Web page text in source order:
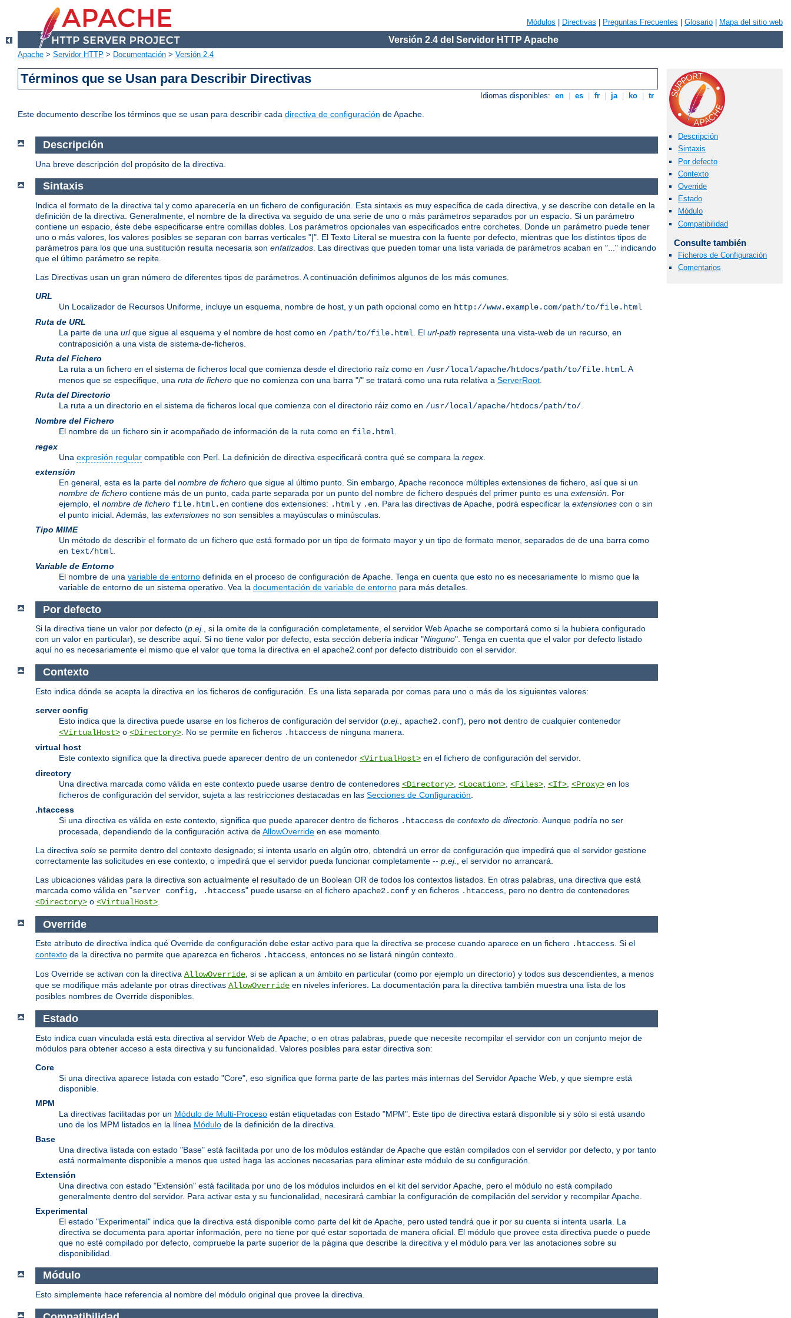
Módulos Directivas Preguntas Frecuentes Glosario Mapa del sitio web
Versión 2.4 del Servidor HTTP Apache
Apache > Servidor HTTP > Documentación > Versión 2.4
Términos que se Usan para Describir Directivas
Idiomas disponibles: en es fr ja ko tr
Este documento describe los términos que se usan para describir cada directiva de configuración de Apache.
Descripción
Sintaxis
Por defecto
Contexto
Override
Estado
Módulo
Compatibilidad
Consulte también
Ficheros de Configuración
Comentarios
Descripción
Una breve descripción del propósito de la directiva.
Sintaxis
Indica el formato de la directiva tal y como aparecería en un fichero de configuración. Esta sintaxis es muy específica de cada directiva, y se describe con detalle en la
definición de la directiva. Generalmente, el nombre de la directiva va seguido de una serie de uno o más parámetros separados por un espacio. Si un parámetro
contiene un espacio, éste debe especificarse entre comillas dobles. Los parámetros opcionales van especificados entre corchetes. Donde un parámetro puede tener
uno o más valores, los valores posibles se separan con barras verticales "|". El Texto Literal se muestra con la fuente por defecto, mientras que los distintos tipos de
parámetros para los que una sustitución resulta necesaria son enfatizados . Las directivas que pueden tomar una lista variada de parámetros acaban en "..." indicando
que el último parámetro se repite.
Las Directivas usan un gran número de diferentes tipos de parámetros. A continuación definimos algunos de los más comunes.
URL
Un Localizador de Recursos Uniforme, incluye un esquema, nombre de host, y un path opcional como en http://www.example.com/path/to/file.html
Ruta de URL
La parte de una urlque sigue al esquema y el nombre de host como en /path/to/file.html . El url-path representa una vista-web de un recurso, en
contraposición a una vista de sistema-de-ficheros.
Ruta del Fichero
La ruta a un fichero en el sistema de ficheros local que comienza desde el directorio raíz como en /usr/local/apache/htdocs/path/to/file.html . A
menos que se especifique, una ruta de fichero que no comienza con una barra "/" se tratará como una ruta relativa a ServerRoot
Ruta del Directorio
La ruta a un directorio en el sistema de ficheros local que comienza con el directorio ráiz como en /usr/local/apache/htdocs/path/to/
Nombre del Fichero
El nombre de un fichero sin ir acompañado de información de la ruta como en file.html
regex
Una expresión regular compatible con Perl. La definición de directiva especificará contra qué se compara la regex
extensión
En general, esta es la parte del nombre de fichero que sigue al último punto. Sin embargo, Apache reconoce múltiples extensiones de fichero, así que si un
nombre de fichero contiene más de un punto, cada parte separada por un punto del nombre de fichero después del primer punto es una extensión . Por
ejemplo, el nombre de fichero file.html.en contiene dos extensiones: .html y .en . Para las directivas de Apache, podrá especificar la extensiones con o sin
el punto inicial. Además, las extensiones no son sensibles a mayúsculas o minúsculas.
Tipo MIME
Un método de describir el formato de un fichero que está formado por un tipo de formato mayor y un tipo de formato menor, separados de de una barra como
en text/html
Variable de Entorno
El nombre de una variable de entorno definida en el proceso de configuración de Apache. Tenga en cuenta que esto no es necesariamente lo mismo que la
variable de entorno de un sistema operativo. Vea la documentación de variable de entorno para más detalles.
Por defecto
Si la directiva tiene un valor por defecto (p.ej., si la omite de la configuración completamente, el servidor Web Apache se comportará como si la hubiera configurado
con un valor en particular), se describe aquí. Si no tiene valor por defecto, esta sección debería indicar "Ninguno". Tenga en cuenta que el valor por defecto listado
aquí no es necesariamente el mismo que el valor que toma la directiva en el apache2.conf por defecto distribuido con el servidor.
Contexto
Esto indica dónde se acepta la directiva en los ficheros de configuración. Es una lista separada por comas para uno o más de los siguientes valores:
server config
Esto indica que la directiva puede usarse en los ficheros de configuración del servidor (p.ej. apache2.conf), pero not dentro de cualquier contenedor
<VirtualHost> o <Directory> . No se permite en ficheros .htaccess de ninguna manera.
virtual host
Este contexto significa que la directiva puede aparecer dentro de un contenedor <VirtualHost> en el fichero de configuración del servidor.
directory
Una directiva marcada como válida en este contexto puede usarse dentro de contenedores <Directory> <Location> <Files> <If> <Proxy> en los
ficheros de configuración del servidor, sujeta a las restricciones destacadas en las Secciones de Configuración
.htaccess
Si una directiva es válida en este contexto, significa que puede aparecer dentro de ficheros .htaccess de contexto de directorio . Aunque podría no ser
procesada, dependiendo de la configuración activa deAllowOverride en ese momento.
La directiva solo se permite dentro del contexto designado; si intenta usarlo en algún otro, obtendrá un error de configuración que impedirá que el servidor gestione
correctamente las solicitudes en ese contexto, o impedirá que el servidor pueda funcionar completamente -- p.ej.
, el servidor no arrancará.
Las ubicaciones válidas para la directiva son actualmente el resultado de un Boolean OR de todos los contextos listados. En otras palabras, una directiva que está
marcada como válida en "server config, .htaccess" puede usarse en el fichero apache2.conf y en ficheros .htaccess , pero no dentro de contenedores
<Directory> o <VirtualHost>
Override
Este atributo de directiva indica qué Override de configuración debe estar activo para que la directiva se procese cuando aparece en un fichero .htaccess. Si el
contexto de la directiva no permite que aparezca en ficheros .htaccess, entonces no se listará ningún contexto.
Los Override se activan con la directiva AllowOverride, si se aplican a un ámbito en particular (como por ejemplo un directorio) y todos sus descendientes, a menos
que se modifique más adelante por otras directivas AllowOverride en niveles inferiores. La documentación para la directiva también muestra una lista de los
posibles nombres de Override disponibles.
Estado
Esto indica cuan vinculada está esta directiva al servidor Web de Apache; o en otras palabras, puede que necesite recompilar el servidor con un conjunto mejor de
módulos para obtener acceso a esta directiva y su funcionalidad. Valores posibles para estar directiva son:
Core
Si una directiva aparece listada con estado "Core", eso significa que forma parte de las partes más internas del Servidor Apache Web, y que siempre está
disponible.
MPM
La directivas facilitadas por un Módulo de Multi-Proceso están etiquetadas con Estado "MPM". Este tipo de directiva estará disponible si y sólo si está usando
uno de los MPM listados en la línea Módulo de la definición de la directiva.
Base
Una directiva listada con estado "Base" está facilitada por uno de los módulos estándar de Apache que están compilados con el servidor por defecto, y por tanto
está normalmente disponible a menos que usted haga las acciones necesarias para eliminar este módulo de su configuración.
Extensión
Una directiva con estado "Extensión" está facilitada por uno de los módulos incluidos en el kit del servidor Apache, pero el módulo no está compilado
generalmente dentro del servidor. Para activar esta y su funcionalidad, necesirará cambiar la configuración de compilación del servidor y recompilar Apache.
Experimental
El estado "Experimental" indica que la directiva está disponible como parte del kit de Apache, pero usted tendrá que ir por su cuenta si intenta usarla. La
directiva se documenta para aportar información, pero no tiene por qué estar soportada de manera oficial. El módulo que provee esta directiva puede o puede
que no esté compilado por defecto, compruebe la parte superior de la página que describe la direcitiva y el módulo para ver las anotaciones sobre su
disponibilidad.
Módulo
Esto simplemente hace referencia al nombre del módulo original que provee la directiva.